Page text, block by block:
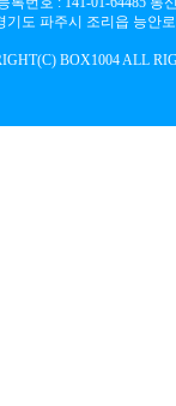
기도 파주시 조리읍 능안
BOX1004 ALL